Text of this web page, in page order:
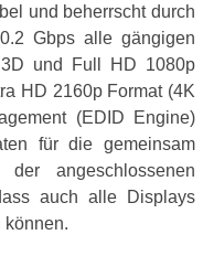
und beherrscht durch
Gbps alle gängigen
und Full HD 1080p
HD 2160p Format (4K
(EDID Engine)
für die gemeinsam
angeschlossenen
auch alle Displays
können.